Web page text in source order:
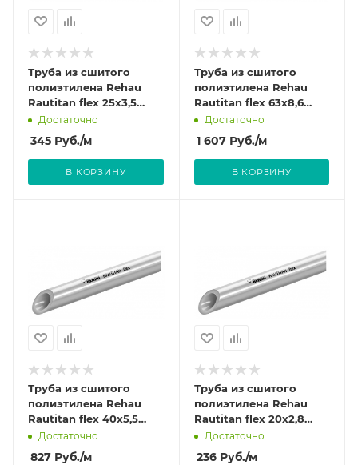
Труба из сшитого
полиэтилена Rehau
Rautitan flex 25x3,5
(штанга: 6 м)
Достаточно
345 Руб./м
В КОРЗИНУ
Труба из сшитого
полиэтилена Rehau
Rautitan flex 63x8,6
(штанга: 6 м)
Достаточно
1 607Руб./м
В КОРЗИНУ
Труба из сшитого
полиэтилена Rehau
Rautitan flex 40x5,5
(штанга: 6 м)
Достаточно
827 Руб./м
Труба из сшитого
полиэтилена Rehau
Rautitan flex 20x2,8
(штанга: 6 м)
Достаточно
236Руб./м